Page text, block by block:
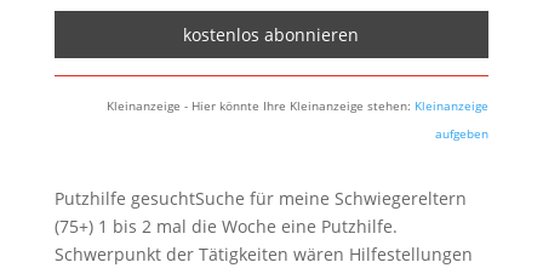
Kleinanzeige - Hier könnte Ihre Kleinanzeige stehen: Kleinanzeige
aufgeben
Putzhilfe gesuchtSuche für meine Schwiegereltern
(75+) 1 bis 2 mal die Woche eine Putzhilfe.
Schwerpunkt der Tätigkeiten wären Hilfestellungen